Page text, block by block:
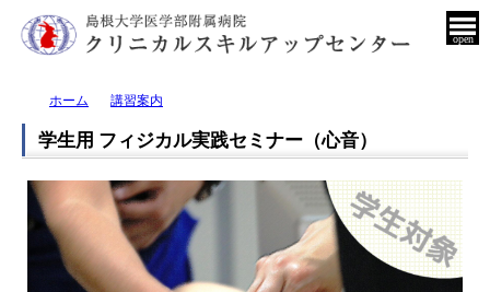
open
ホーム 講習案内
学生用 フィジカル実践セミナー（心音）